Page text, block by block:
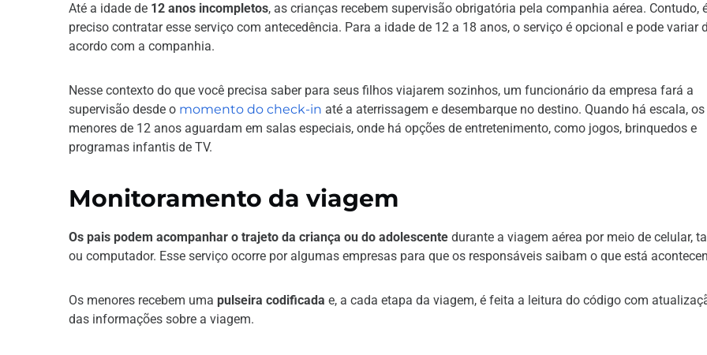
Até a idade de 12 anos incompletos, as crianças recebem supervisão obrigatória pela companhia aérea. Contudo,
preciso contratar esse serviço com antecedência. Para a idade de 12 a 18 anos, o serviço é opcional e pode variar
acordo com a companhia.
Nesse contexto do que você precisa saber para seus filhos viajarem sozinhos, um funcionário da empresa fará a
supervisão desde o momento do check-in até a aterrissagem e desembarque no destino. Quando há escala, os
menores de 12 anos aguardam em salas especiais, onde há opções de entretenimento, como jogos, brinquedos e
programas infantis de TV.
Monitoramento da viagem
Os pais podem acompanhar o trajeto da criança ou do adolescente durante a viagem aérea por meio de celular,
ou computador. Esse serviço ocorre por algumas empresas para que os responsáveis saibam o que está
Os menores recebem uma pulseira codificada e, a cada etapa da viagem, é feita a leitura do código com
das informações sobre a viagem.